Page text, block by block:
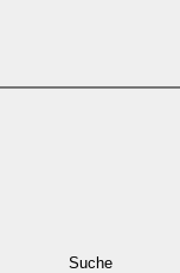
Suche